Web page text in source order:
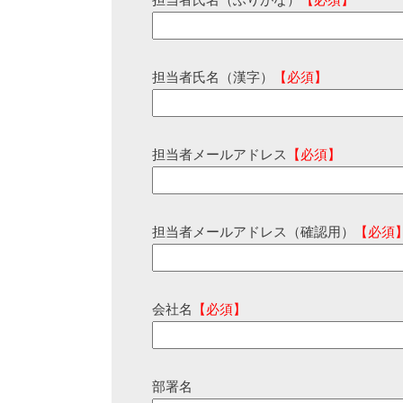
担当者氏名（漢字） 【必須】
担当者メールアドレス 【必須】
担当者メールアドレス（確認用） 【必須
会社名 【必須】
部署名